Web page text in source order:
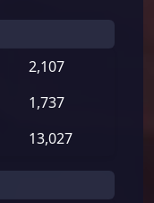
2,107
1,737
13,027